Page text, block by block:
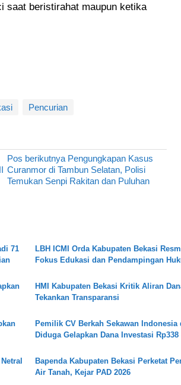
saat beristirahat maupun ketika
Pencurian
Pos berikutnya Pengungkapan Kasus
Curanmor di Tambun Selatan, Polisi
Temukan Senpi Rakitan dan Puluhan
71
LBH ICMI Orda Kabupaten Bekasi
Fokus Edukasi dan Pendampingan
HMI Kabupaten Bekasi Kritik Aliran
Tekankan Transparansi
Pemilik CV Berkah Sekawan Indonesia
Diduga Gelapkan Dana Investasi Rp338
Bapenda Kabupaten Bekasi Perketat
Air Tanah, Kejar PAD 2026